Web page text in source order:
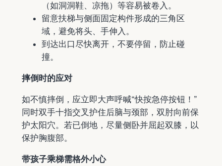
（如洞洞鞋、凉拖）等容易被卷入。
留意扶梯与侧面固定构件形成的三角区
域，避免将头、手伸入。
到达出口尽快离开，不要停留，防止碰
撞。
摔倒时的应对
如不慎摔倒，应立即大声呼喊“快按急停按钮！”
同时双手十指交叉护住后脑与颈部，双肘向前保
护太阳穴。若已倒地，尽量侧卧并屈起双膝，以
保护胸腹部。
带孩子乘梯需格外小心